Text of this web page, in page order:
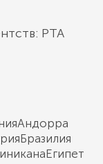
РТА
Андорра
Бразилия
Египет